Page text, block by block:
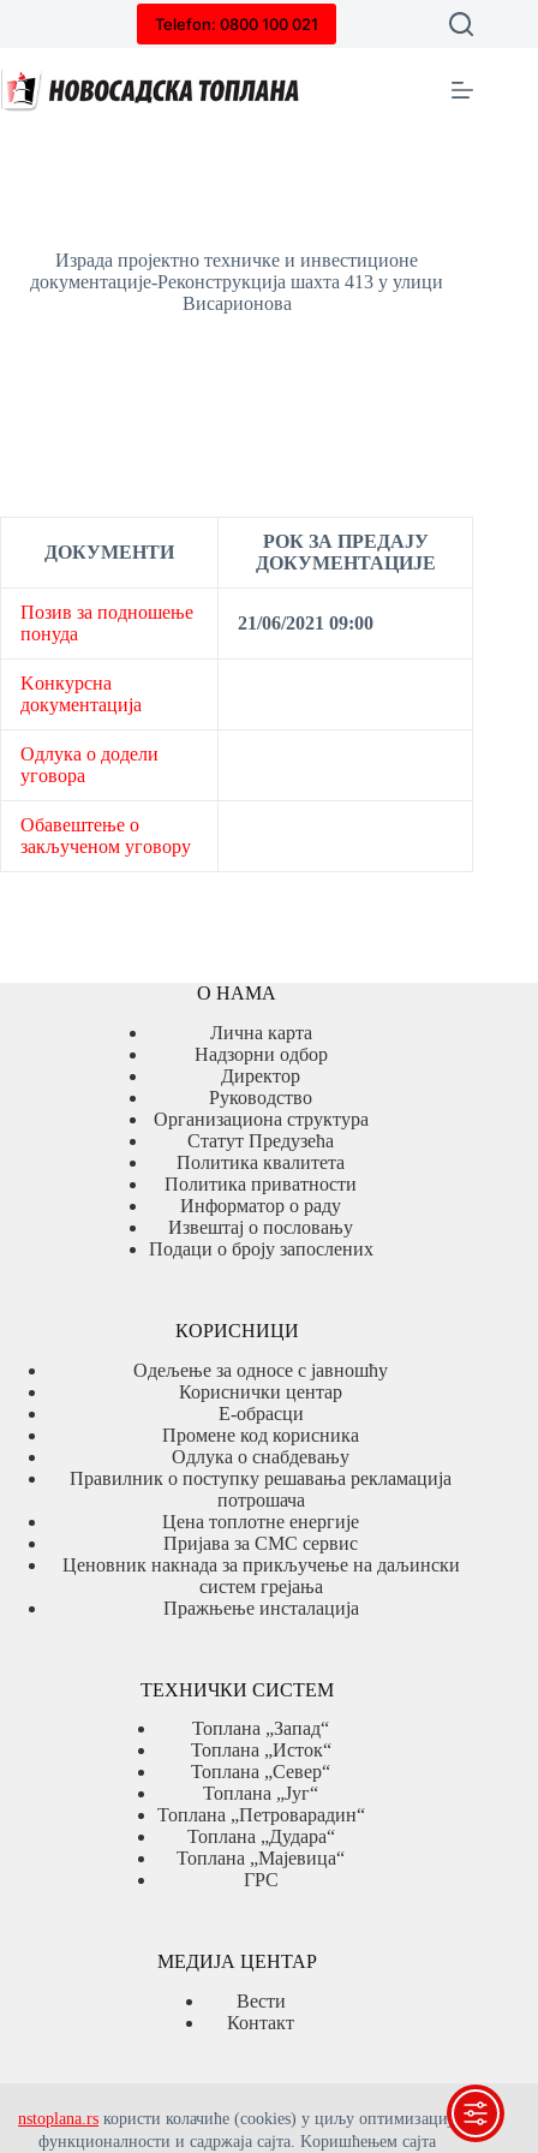
nstoplana.rs користи колачиће (cookies) у циљу оптимизације
функционалности и садржаја сајта. Kоришћењем сајта
Telefon: 0800 100 021
Израда пројектно техничке и инвестиционе
документације-Реконструкција шахта 413 у улици
Висарионова
ДОКУМЕНТИ
РОК ЗА ПРЕДАЈУ
ДОКУМЕНТАЦИЈЕ
Позив за подношење
понуда
21/06/2021 09:00
Kонкурсна
документација
Одлука о додели
уговора
Обавештење о
закљученом уговору
О НАМА
Лична карта
Надзорни одбор
Директор
Руководство
Организациона структура
Статут Предузећа
Политика квалитета
Политика приватности
Информатор о раду
Извештај о пословању
Подаци о броју запослених
КОРИСНИЦИ
Одељење за односе с јавношћу
Кориснички центар
Е-обрасци
Промене код корисника
Одлука о снабдевању
Правилник о поступку решавања рекламација
потрошача
Цена топлотне енергије
Пријава за СМС сервис
Ценовник накнада за прикључење на даљински
систем грејања
Пражњење инсталација
ТЕХНИЧКИ СИСТЕМ
Топлана „Запад“
Топлана „Исток“
Топлана „Север“
Топлана „Југ“
Топлана „Петроварадин“
Топлана „Дудара“
Топлана „Мајевица“
ГРС
МЕДИЈА ЦЕНТАР
Вести
Контакт
Јавне набавке